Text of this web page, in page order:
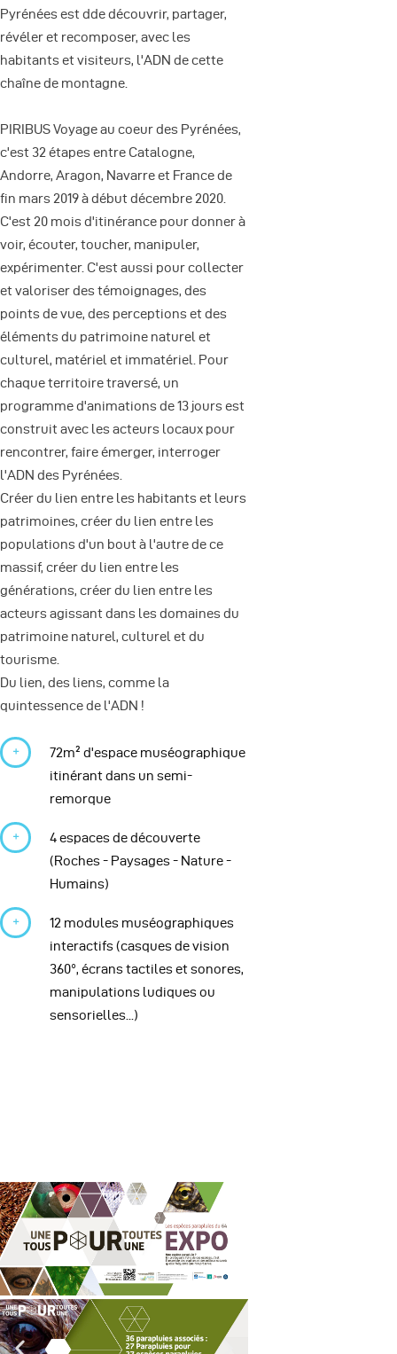
Pyrénées est dde découvrir, partager,
révéler et recomposer, avec les
habitants et visiteurs, l'ADN de cette
chaîne de montagne.
PIRIBUS Voyage au coeur des Pyrénées,
c'est 32 étapes entre Catalogne,
Andorre, Aragon, Navarre et France de
fin mars 2019 à début décembre 2020.
C'est 20 mois d'itinérance pour donner à
voir, écouter, toucher, manipuler,
expérimenter. C'est aussi pour collecter
et valoriser des témoignages, des
points de vue, des perceptions et des
éléments du patrimoine naturel et
culturel, matériel et immatériel. Pour
chaque territoire traversé, un
programme d'animations de 13 jours est
construit avec les acteurs locaux pour
rencontrer, faire émerger, interroger
l'ADN des Pyrénées.
Créer du lien entre les habitants et leurs
patrimoines, créer du lien entre les
populations d'un bout à l'autre de ce
massif, créer du lien entre les
générations, créer du lien entre les
acteurs agissant dans les domaines du
patrimoine naturel, culturel et du
tourisme.
Du lien, des liens, comme la
quintessence de l'ADN !
72m² d'espace muséographique
itinérant dans un semi-
remorque
4 espaces de découverte
(Roches - Paysages - Nature -
Humains)
12 modules muséographiques
interactifs (casques de vision
360°, écrans tactiles et sonores,
manipulations ludiques ou
sensorielles...)